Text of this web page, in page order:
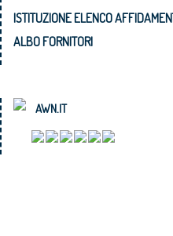
ISTITUZIONE ELENCO
ALBO FORNITORI
AWN.IT